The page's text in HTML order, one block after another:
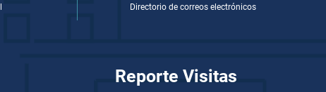
Directorio de correos electrónicos
Reporte Visitas